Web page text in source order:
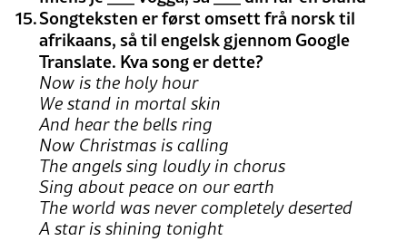
Songteksten er først omsett frå norsk til
afrikaans, så til engelsk gjennom Google
Translate. Kva song er dette?
Now is the holy hour
We stand in mortal skin
And hear the bells ring
Now Christmas is calling
The angels sing loudly in chorus
Sing about peace on our earth
The world was never completely deserted
A star is shining tonight